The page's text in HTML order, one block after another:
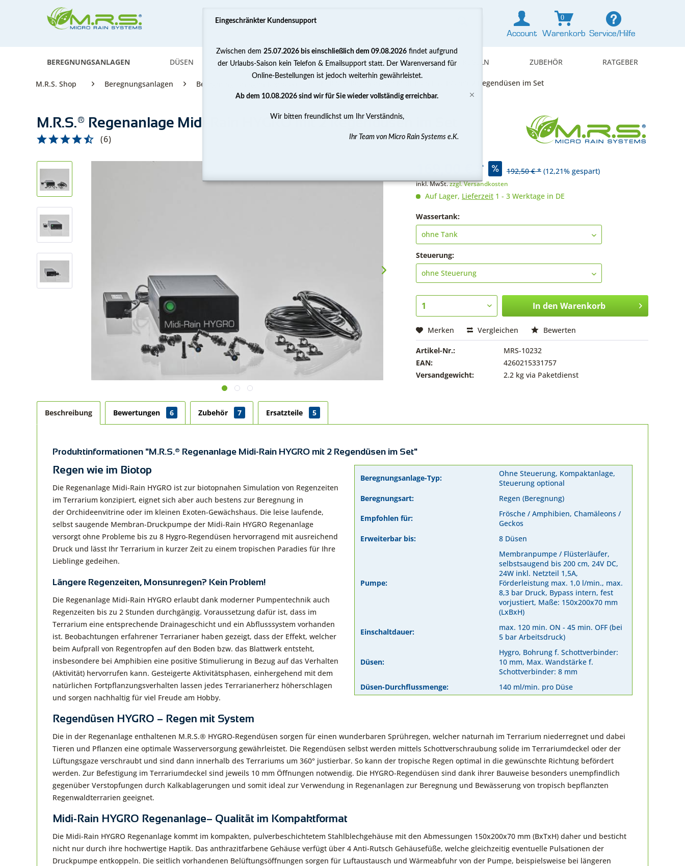
Service/Hilfe
Account
0
Warenkorb
BEREGNUNGSANLAGEN DÜSEN PUMPEN WASSERAUFBEREITUNG MESSEN & REGELN ZUBEHÖR RATGEBER
M.R.S. Shop Beregnungsanlagen Beregnungsanlagen Kompakt M.R.S.® Regenanlage Midi-Rain HYGRO mit 2 Regendüsen im Set
M.R.S.® Regenanlage Midi-Rain HYGRO mit 2 Regendüsen im Set
(6)
169,00 € * 192,50 € * (12,21% gespart)
inkl. MwSt.zzgl. Versandkosten
Auf Lager, Lieferzeit 1 - 3 Werktage in DE
Wassertank:
Steuerung:
In den Warenkorb
Merken Vergleichen Bewerten
Artikel-Nr.:
MRS-10232
EAN:
4260215331757
Versandgewicht:
2.2 kg via Paketdienst
Beschreibung Bewertungen 6 Zubehör 7 Ersatzteile 5
Produktinformationen "M.R.S.® Regenanlage Midi-Rain HYGRO mit 2 Regendüsen im Set"
Beregnungsanlage-Typ:
Ohne Steuerung, Kompaktanlage,
Steuerung optional
Beregnungsart:
Regen (Beregnung)
Empfohlen für:
Frösche / Amphibien, Chamäleons /
Geckos
Erweiterbar bis:
8 Düsen
Pumpe:
Membranpumpe / Flüsterläufer,
selbstsaugend bis 200 cm, 24V DC,
24W inkl. Netzteil 1,5A,
Förderleistung max. 1,0 l/min., max.
8,3 bar Druck, Bypass intern, fest
vorjustiert, Maße: 150x200x70 mm
(LxBxH)
Einschaltdauer:
max. 120 min. ON - 45 min. OFF (bei
5 bar Arbeitsdruck)
Düsen:
Hygro, Bohrung f. Schottverbinder:
10 mm, Max. Wandstärke f.
Schottverbinder: 8 mm
Düsen-Durchflussmenge:
140 ml/min. pro Düse
Regen wie im Biotop
Die Regenanlage Midi-Rain HYGRO ist zur biotopnahen Simulation von Regenzeiten
im Terrarium konzipiert, eignet sich aber auch bestens zur Beregnung in
der Orchideenvitrine oder im kleinen Exoten-Gewächshaus. Die leise laufende,
selbst saugende Membran-Druckpumpe der Midi-Rain HYGRO Regenanlage
versorgt ohne Probleme bis zu 8 Hygro-Regendüsen hervorragend mit ausreichend
Druck und lässt Ihr Terrarium in kurzer Zeit zu einem tropischen Paradies für Ihre
Lieblinge gedeihen.
Längere Regenzeiten, Monsunregen? Kein Problem!
Die Regenanlage Midi-Rain HYGRO erlaubt dank moderner Pumpentechnik auch
Regenzeiten bis zu 2 Stunden durchgängig. Voraussetzung dafür ist, dass im
Terrarium eine entsprechende Drainageschicht und ein Abflusssystem vorhanden
ist. Beobachtungen erfahrener Terrarianer haben gezeigt, dass der Effekt, welcher
beim Aufprall von Regentropfen auf den Boden bzw. das Blattwerk entsteht,
insbesondere bei Amphibien eine positive Stimulierung in Bezug auf das Verhalten
(Aktivität) hervorrufen kann. Gesteigerte Aktivitätsphasen, einhergehend mit dem
natürlichen Fortpflanzungsverhalten lassen jedes Terrarianerherz höherschlagen
und sorgen nachhaltig für viel Freude am Hobby.
Regendüsen HYGRO – Regen mit System
Die in der Regenanlage enthaltenen M.R.S.® HYGRO-Regendüsen sorgen für einen wunderbaren Sprühregen, welcher naturnah im Terrarium niederregnet und dabei
Tieren und Pflanzen eine optimale Wasserversorgung gewährleistet. Die Regendüsen selbst werden mittels Schottverschraubung solide im Terrariumdeckel oder der
Lüftungsgaze verschraubt und sind dann innerhalb des Terrariums um 360° justierbar. So kann der tropische Regen optimal in die gewünschte Richtung befördert
werden. Zur Befestigung im Terrariumdeckel sind jeweils 10 mm Öffnungen notwendig. Die HYGRO-Regendüsen sind dank ihrer Bauweise besonders unempfindlich
gegenüber Verstopfungen durch Kalkablagerungen und somit ideal zur Verwendung in Regenanlagen zur Beregnung und Bewässerung von tropisch bepflanzten
Regenwaldterrarien geeignet.
Midi-Rain HYGRO Regenanlage– Qualität im Kompaktformat
Die Midi-Rain HYGRO Regenanlage kommt im kompakten, pulverbeschichtetem Stahlblechgehäuse mit den Abmessungen 150x200x70 mm (BxTxH) daher und besticht
nicht nur durch ihre hochwertige Haptik. Das anthrazitfarbene Gehäuse verfügt über 4 Anti-Rutsch Gehäusefüße, welche gleichzeitig eventuelle Pulsationen der
Druckpumpe entkoppeln. Die seitlich vorhandenen Belüftungsöffnungen sorgen für Luftaustausch und Wärmeabfuhr von der Pumpe, beispielsweise bei längeren
Eingeschränkter Kundensupport
Zwischen dem 25.07.2026 bis einschließlich dem 09.08.2026 findet aufgrund
der Urlaubs-Saison kein Telefon & Emailsupport statt. Der Warenversand für
Online-Bestellungen ist jedoch weiterhin gewährleistet.
Ab dem 10.08.2026 sind wir für Sie wieder vollständig erreichbar.
Wir bitten freundlichst um Ihr Verständnis,
Ihr Team von Micro Rain Systems e.K.